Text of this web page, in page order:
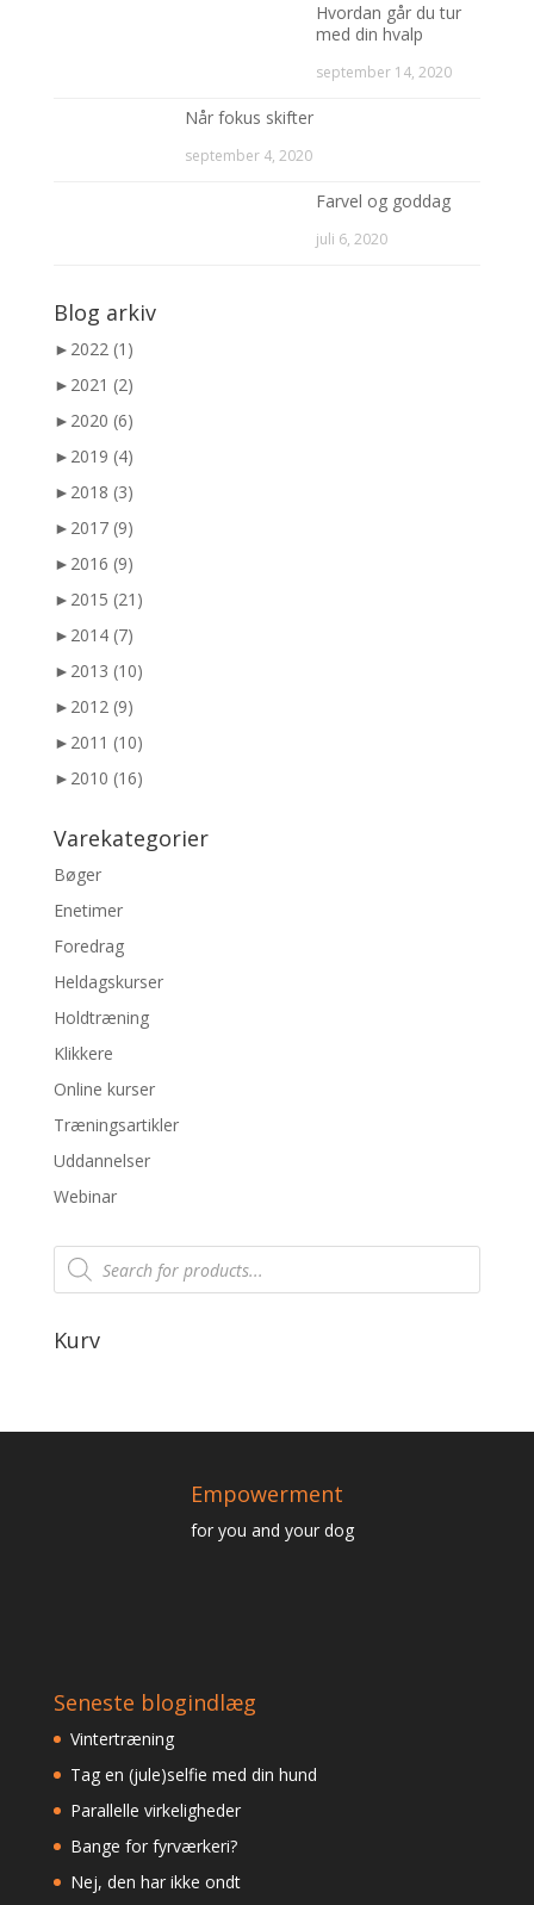
Hvordan går du tur
med din hvalp
september 14, 2020
Når fokus skifter
september 4, 2020
Farvel og goddag
juli 6, 2020
Blog arkiv
► 2022 (1)
► 2021 (2)
► 2020 (6)
► 2019 (4)
► 2018 (3)
► 2017 (9)
► 2016 (9)
► 2015 (21)
► 2014 (7)
► 2013 (10)
► 2012 (9)
► 2011 (10)
► 2010 (16)
Varekategorier
Bøger
Enetimer
Foredrag
Heldagskurser
Holdtræning
Klikkere
Online kurser
Træningsartikler
Uddannelser
Webinar
Products
search
Kurv
Empowerment
for you and your dog
Seneste blogindlæg
Vintertræning
Tag en (jule)selfie med din hund
Parallelle virkeligheder
Bange for fyrværkeri?
Nej, den har ikke ondt